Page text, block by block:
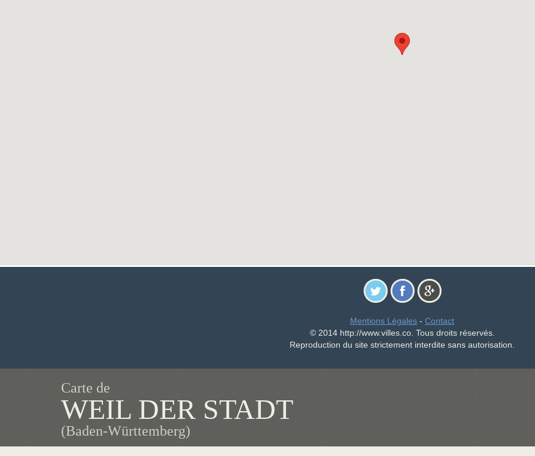
Mentions Légales - Contact
© 2014 http://www.villes.co. Tous droits réservés.
Reproduction du site strictement interdite sans autorisation.
Carte de
WEIL DER STADT
(Baden-Württemberg)